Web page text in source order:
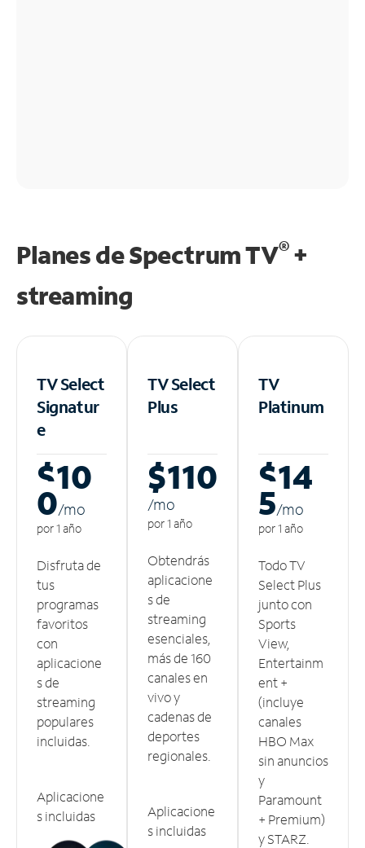
Planes de Spectrum TV®+
streaming
TV Select
Signatur
e
$10
0/mo
por 1 año
Disfruta de
tus
programas
favoritos
con
aplicacione
s de
streaming
populares
incluidas.
Aplicacione
s incluidas
TV Select
Plus
$110
/mo
por 1 año
Obtendrás
aplicacione
s de
streaming
esenciales,
más de 160
canales en
vivo y
cadenas de
deportes
regionales.
Aplicacione
s incluidas
TV
Platinum
$14
5/mo
por 1 año
Todo TV
Select Plus
junto con
Sports
View,
Entertainm
ent +
(incluye
canales
HBO Max
sin anuncios
y
Paramount
+ Premium)
y STARZ.